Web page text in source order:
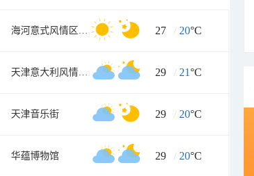
海河意式风情区工业园A区 27 / 20°C
天津意大利风情旅游区 29 / 21°C
天津音乐街 29 / 20°C
华蕴博物馆 29 / 20°C